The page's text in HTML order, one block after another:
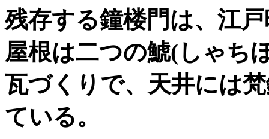
残存する鐘楼門は、江
屋根は二つの鯱( しゃち
瓦づくりで、天井には
ている。